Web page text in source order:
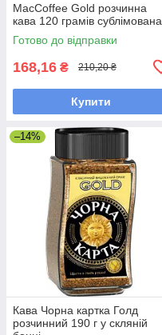
MacCoffee Gold розчинна
кава 120 грамів сублімована
Готово до відправки
168,16 ₴ 210,20 ₴
Купити
–14%
Кава Чорна картка Голд
розчинний 190 г у скляній